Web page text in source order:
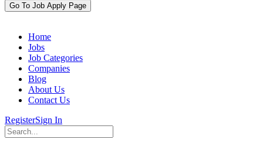
Go To Job Apply Page
Home
Jobs
Job Categories
Companies
Blog
About Us
Contact Us
RegisterSign In